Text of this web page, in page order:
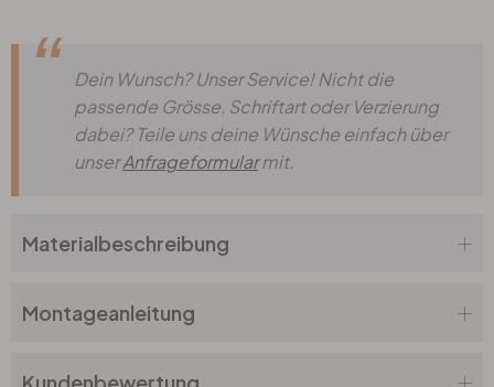
Dein Wunsch? Unser Service! Nicht die
passende Grösse, Schriftart oder Verzierung
dabei? Teile uns deine Wünsche einfach über
unserAnfrageformularmit.
Materialbeschreibung
Montageanleitung